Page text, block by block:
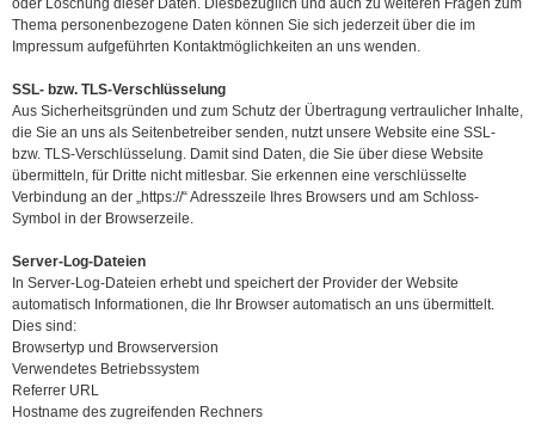
oder Löschung dieser Daten. Diesbezüglich und auch zu weiteren Fragen zum
Thema personenbezogene Daten können Sie sich jederzeit über die im
Impressum aufgeführten Kontaktmöglichkeiten an uns wenden.
SSL- bzw. TLS-Verschlüsselung
Aus Sicherheitsgründen und zum Schutz der Übertragung vertraulicher Inhalte,
die Sie an uns als Seitenbetreiber senden, nutzt unsere Website eine SSL-
bzw. TLS-Verschlüsselung. Damit sind Daten, die Sie über diese Website
übermitteln, für Dritte nicht mitlesbar. Sie erkennen eine verschlüsselte
Verbindung an der „https://“ Adresszeile Ihres Browsers und am Schloss-
Symbol in der Browserzeile.
Server-Log-Dateien
In Server-Log-Dateien erhebt und speichert der Provider der Website
automatisch Informationen, die Ihr Browser automatisch an uns übermittelt.
Dies sind:
Browsertyp und Browserversion
Verwendetes Betriebssystem
Referrer URL
Hostname des zugreifenden Rechners